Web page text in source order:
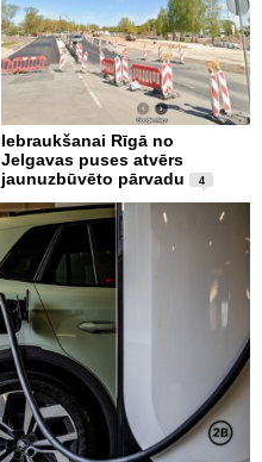
Iebraukšanai Rīgā no
Jelgavas puses atvērs
jaunuzbūvēto pārvadu
4